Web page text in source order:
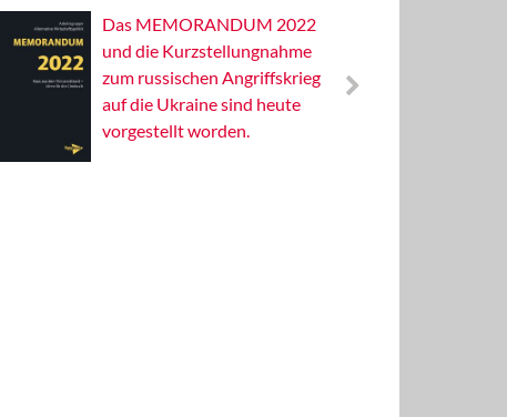
Das MEMORANDUM 2022
und die Kurzstellungnahme
zum russischen Angriffskrieg
auf die Ukraine sind heute
vorgestellt worden.